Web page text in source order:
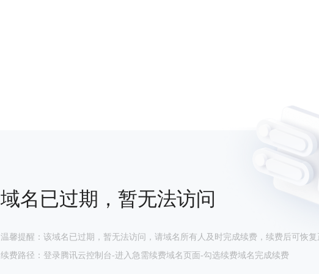
域名已过期，暂无法访问
温馨提醒：该域名已过期，暂无法访问，请域名所有人及时完成续费，续费后可恢复
续费路径：登录腾讯云控制台-进入急需续费域名页面-勾选续费域名完成续费